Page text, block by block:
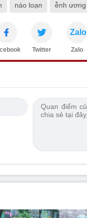
náo loạn ễnh ương
Twitter
Zalo
Zalo